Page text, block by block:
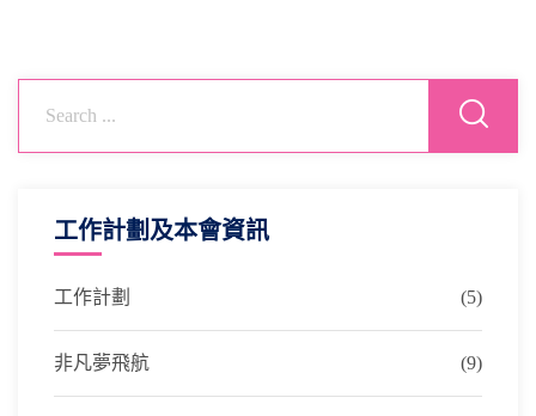
工作計劃及本會資訊
工作計劃 (5)
非凡夢飛航 (9)